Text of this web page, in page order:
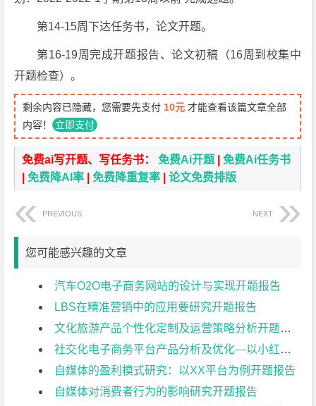
第14-15周下达任务书，论文开题。
第16-19周完成开题报告、论文初稿（16周到校集中
开题检查）。
剩余内容已隐藏，您需要先支付 10元 才能查看该篇文章全部
内容！ 立即支付
免费ai写开题、写任务书：免费Ai开题 |免费Ai任务书
|免费降AI率 |免费降重复率 |论文免费排版
PREVIOUS NEXT
您可能感兴趣的文章
汽车O2O电子商务网站的设计与实现开题报告
LBS在精准营销中的应用要研究开题报告
文化旅游产品个性化定制及运营策略分析开题报告
社交化电子商务平台产品分析及优化—以小红书为例开题报告
自媒体的盈利模式研究：以XX平台为例开题报告
自媒体对消费者行为的影响研究开题报告